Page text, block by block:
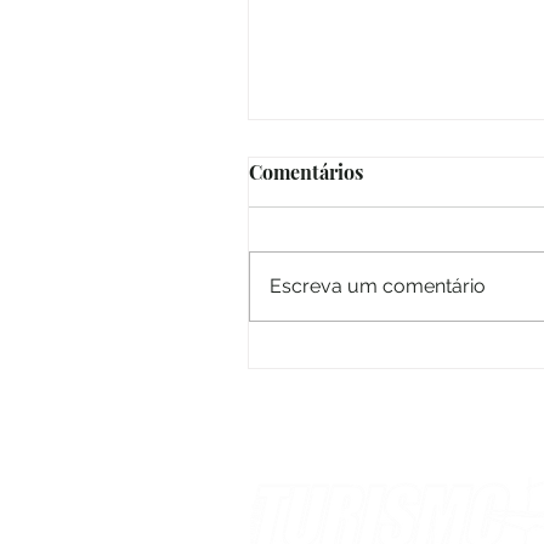
Revista Online
Comentários
Escreva um comentário